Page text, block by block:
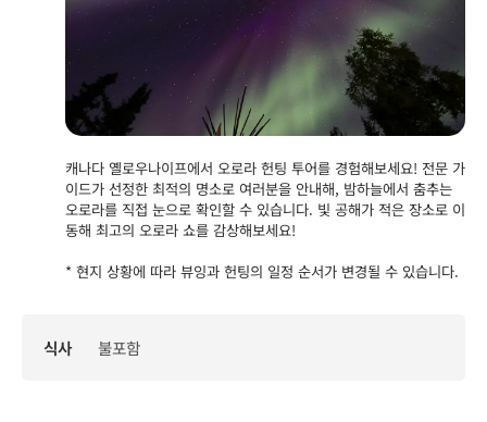
캐나다 옐로우나이프에서 오로라 헌팅 투어를 경험해보세요! 전문 가
이드가 선정한 최적의 명소로 여러분을 안내해, 밤하늘에서 춤추는
오로라를 직접 눈으로 확인할 수 있습니다. 빛 공해가 적은 장소로 이
동해 최고의 오로라 쇼를 감상해보세요!
* 현지 상황에 따라 뷰잉과 헌팅의 일정 순서가 변경될 수 있습니다.
식사 불포함